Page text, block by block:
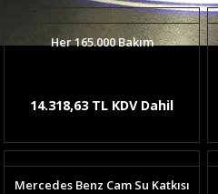
Her 165.000 Bakım
14.318,63 TL KDV Dahil
Mercedes Benz Cam Su Katkısı